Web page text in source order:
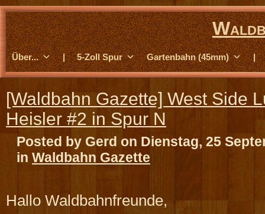
Über... | 5-Zoll Spur Gartenbahn (45mm) |
[Waldbahn Gazette] West Side
Heisler #2 in Spur N
Posted by Gerd on Dienstag, 25
in Waldbahn Gazette
Hallo Waldbahnfreunde,